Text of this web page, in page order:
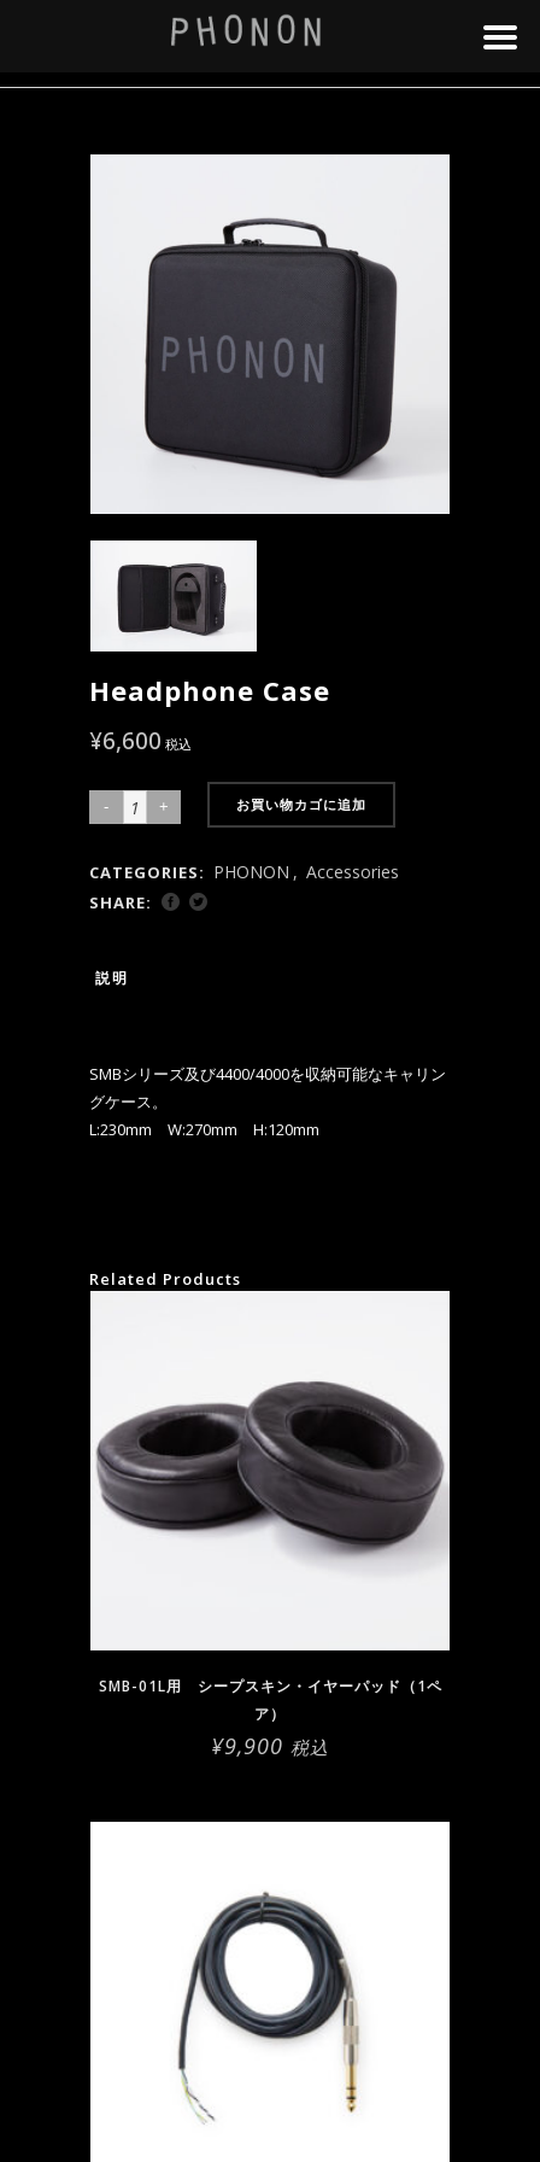
Headphone Case
¥6,600 税込
Headphone
quantity
お買い物カゴに追加
CATEGORIES: PHONON , Accessories
SHARE:
説明
SMBシリーズ及び4400/4000を収納可能なキャリン
グケース。
L:230mm W:270mm H:120mm
Related Products
SMB-01L用 シープスキン・イヤーパッド（1ペ
ア）
¥9,900 税込